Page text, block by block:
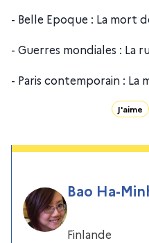
- Belle Epoque : La mort
- Guerres mondiales : La
- Paris contemporain : La
J'aime
Bao Ha-
Finlande